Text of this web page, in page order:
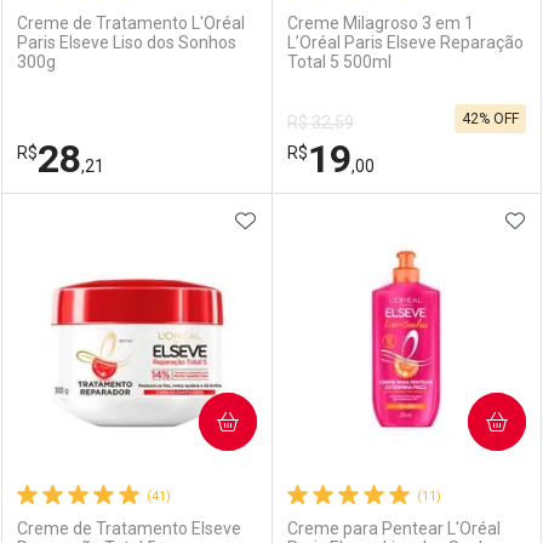
Ativar Desconto
Comprar sem Desconto
Por R$ 45,24/cada
Por R$ 45,24/cada
Comprar sem Desconto
Por R$ 55,59/cada
Comprar sem Desconto
Por R$ 55,59/cada
Creme de Tratamento L'Oréal
Paris Elseve Liso dos Sonhos
300g
R$28,21
Laboratório
Por Menos
Creme Milagroso 3 em 1
L’Oréal Paris Elseve Reparação
Total 5 500ml
R$ 32,59
R$19,00
42% OFF
Laboratório
Por Menos
(41)
Creme de Tratamento Elseve
ADICIONAR AOS FAVORITOS
COMPRAR
(11)
Creme para Pentear L'Oréal
COMPRAR